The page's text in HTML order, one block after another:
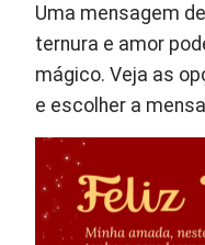
Uma mensagem
ternura e amor
mágico. Veja as
e escolher a